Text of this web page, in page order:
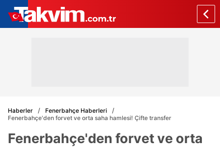
Haberler
Fenerbahçe Haberleri
Fenerbahçe'den forvet ve orta saha hamlesi! Çifte transfer
Fenerbahçe'den forvet ve orta